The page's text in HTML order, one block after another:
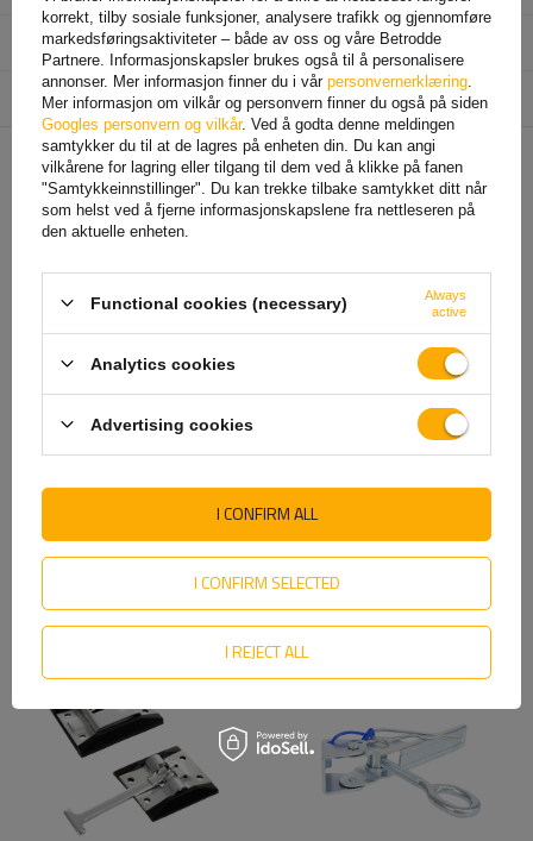
Diameter på
monteringshull
6,3 mm
Enhet som er ansvarlig for
dette produktet i EU
UNITRAILER Sp. z o.o Mer
ANBEFALT FOR DEG
STEELPRESS ZB-04
netto
Sidefeste med lås
WINTERHOFF BV 10-1 + BVG
10-A komplett
tilhengersidelukking
57,89 NOK
korrekt, tilby sosiale funksjoner, analysere trafikk og gjennomføre
markedsføringsaktiviteter – både av oss og våre Betrodde
Partnere. Informasjonskapsler brukes også til å personalisere
annonser. Mer informasjon finner du i vår personvernerklæring
Mer informasjon om vilkår og personvern finner du også på siden
Googles personvern og vilkår. Ved å godta denne meldingen
samtykker du til at de lagres på enheten din. Du kan angi
vilkårene for lagring eller tilgang til dem ved å klikke på fanen
"Samtykkeinnstillinger". Du kan trekke tilbake samtykket ditt når
som helst ved å fjerne informasjonskapslene fra nettleseren på
den aktuelle enheten.
Functional cookies (necessary)
Always
active
Analytics cookies
Advertising cookies
I CONFIRM SELECTED
I REJECT ALL
I CONFIRM ALL